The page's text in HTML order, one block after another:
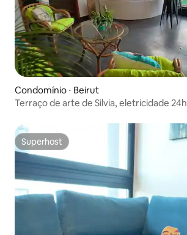
Condomínio ⋅ Beirut
Terraço de arte de Silvia, eletricidade 24h
Superhost
Superhost